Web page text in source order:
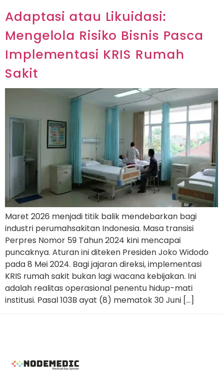
Adaptasi atau Likuidasi:
Mengelola Risiko Bisnis Pasca
Implementasi KRIS Rumah
Sakit
Maret 2026 menjadi titik balik mendebarkan bagi
industri perumahsakitan Indonesia. Masa transisi
Perpres Nomor 59 Tahun 2024 kini mencapai
puncaknya. Aturan ini diteken Presiden Joko Widodo
pada 8 Mei 2024. Bagi jajaran direksi, implementasi
KRIS rumah sakit bukan lagi wacana kebijakan. Ini
adalah realitas operasional penentu hidup-mati
institusi. Pasal 103B ayat (8) mematok 30 Juni […]